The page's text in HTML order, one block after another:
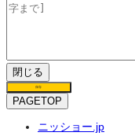
閉じる
保存
PAGETOP
ニッショー.jp